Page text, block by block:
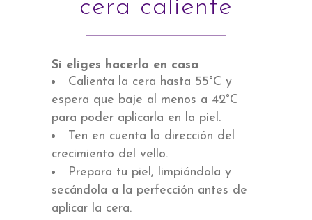
cera caliente
Si eliges hacerlo en casa
Calienta la cera hasta 55°C y
espera que baje al menos a 42°C
para poder aplicarla en la piel.
Ten en cuenta la dirección del
crecimiento del vello.
Prepara tu piel, limpiándola y
secándola a la perfección antes de
aplicar la cera.